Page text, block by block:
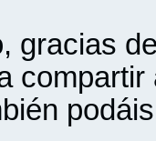
gracias